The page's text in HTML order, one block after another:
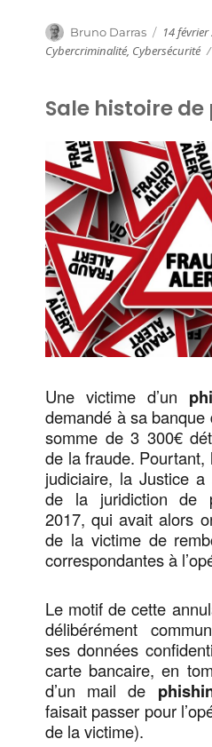
Auteur
Bruno Darras Publié
le
14 février
Cybercriminalité, Cybersécurité
Sale histoire
Une victime d’un
demandé à sa
somme de 3 300€
de la fraude.
judiciaire, la Justice
de la juridiction de
2017, qui avait alors
de la victime de
correspondantes à
Le motif de cette
délibérément
ses données
carte bancaire, en
d’un mail de
faisait passer pour
de la victime).